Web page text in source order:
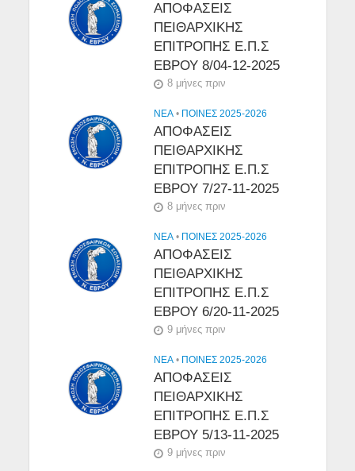
ΑΠΟΦΑΣΕΙΣ
ΠΕΙΘΑΡΧΙΚΗΣ
ΕΠΙΤΡΟΠΗΣ Ε.Π.Σ
ΕΒΡΟΥ 8/04-12-2025
8 μήνες πριν
NEA • ΠΟΙΝΕΣ 2025-2026
ΑΠΟΦΑΣΕΙΣ
ΠΕΙΘΑΡΧΙΚΗΣ
ΕΠΙΤΡΟΠΗΣ Ε.Π.Σ
ΕΒΡΟΥ 7/27-11-2025
8 μήνες πριν
NEA • ΠΟΙΝΕΣ 2025-2026
ΑΠΟΦΑΣΕΙΣ
ΠΕΙΘΑΡΧΙΚΗΣ
ΕΠΙΤΡΟΠΗΣ Ε.Π.Σ
ΕΒΡΟΥ 6/20-11-2025
9 μήνες πριν
NEA • ΠΟΙΝΕΣ 2025-2026
ΑΠΟΦΑΣΕΙΣ
ΠΕΙΘΑΡΧΙΚΗΣ
ΕΠΙΤΡΟΠΗΣ Ε.Π.Σ
ΕΒΡΟΥ 5/13-11-2025
9 μήνες πριν